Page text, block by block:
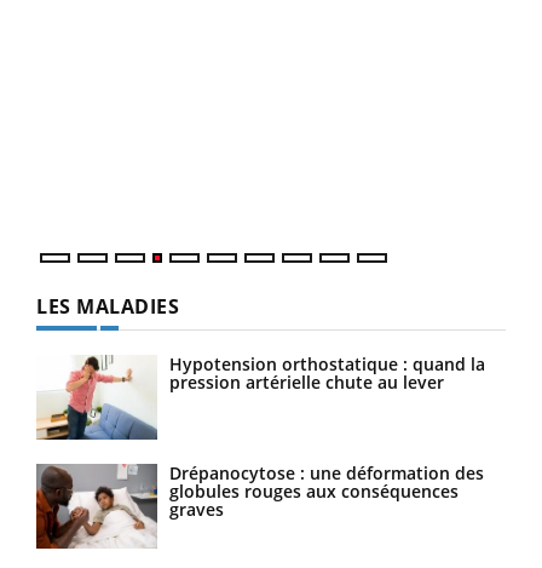
LES MALADIES
Hypotension orthostatique : quand la
pression artérielle chute au lever
Drépanocytose : une déformation des
globules rouges aux conséquences
graves